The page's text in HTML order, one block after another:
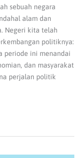
sebuah negara
alam dan
Negeri kita telah
politiknya:
periode ini menandai
dan masyarakat
perjalan politik